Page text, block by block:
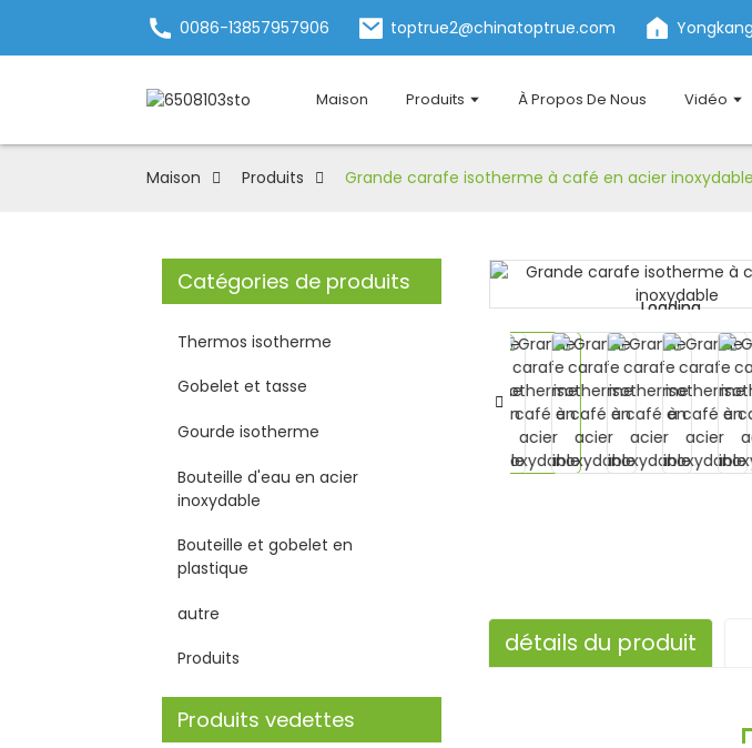
0086-13857957906 toptrue2@chinatoptrue.com
Maison Produits À Propos De Nous Vidéo
Maison Produits Grande carafe isotherme à café en acier inoxydable
Catégories de produits
Thermos isotherme
Gobelet et tasse
Gourde isotherme
Bouteille d'eau en acier
inoxydable
Bouteille et gobelet en
plastique
autre
Produits
Produits vedettes
Loading...
Loading... Loading...
Loading...
détails du produit